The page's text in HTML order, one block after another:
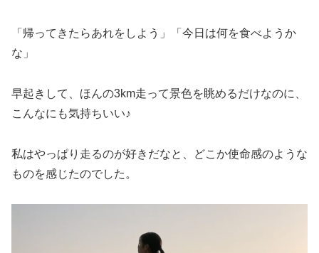
「帰ってきたらあれをしよう」「今日は何を食べようか
な」
早起きして、ほんの3km走って景色を眺めるだけなのに、
こんなにも気持ちいい♪
私はやっぱり走るのが好きだなと、どこか使命感のような
ものを感じたのでした。